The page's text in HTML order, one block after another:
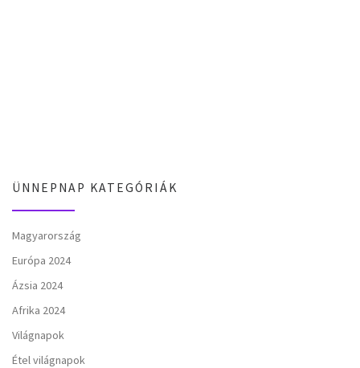
ÜNNEPNAP KATEGÓRIÁK
Magyarország
Európa 2024
Ázsia 2024
Afrika 2024
Világnapok
Étel világnapok